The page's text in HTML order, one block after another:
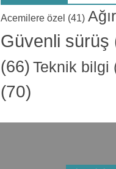
Acemilere özel (41)
Güvenli sürüş
(66) Teknik bilgi
(70)